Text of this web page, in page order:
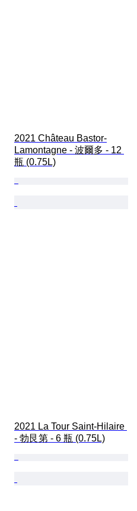
2021 Château Bastor-
Lamontagne - 波爾多 - 12
瓶 (0.75L)
2021 La Tour Saint-Hilaire
- 勃艮第 - 6 瓶 (0.75L)